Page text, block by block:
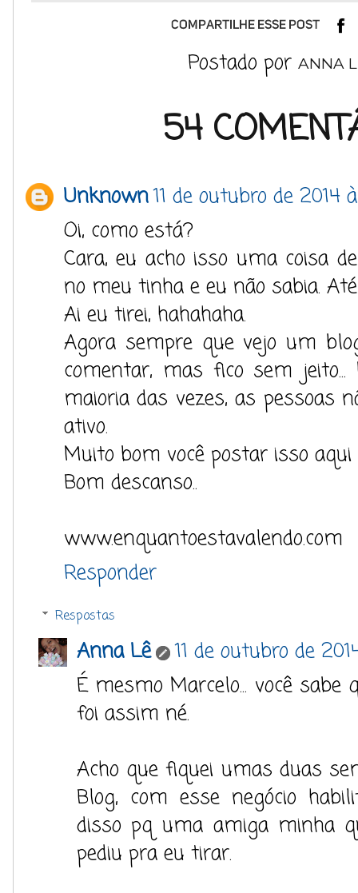
Postado por ANNA
54
Unknown11 de outubro de 2014
Oi, como está?
Cara, eu acho isso uma coisa
no meu tinha e eu não sabia.
Ai eu tirei, hahahaha.
Agora sempre que vejo um
comentar, mas fico sem
maioria das vezes, as pessoas
ativo.
Muito bom você postar isso
Bom descanso..
www.enquantoestavalendo.com
Responder
Respostas
Anna Lê
11 de outubro de
É mesmo Marcelo... você
foi assim né.
Acho que fiquei umas duas
Blog, com esse negócio
disso pq uma amiga minha
pediu pra eu tirar.